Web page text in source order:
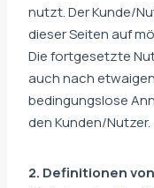
nutzt. Der Kunde/
dieser Seiten auf
Die fortgesetzte
auch nach
bedingungslose
den Kunden/Nutzer.
2. Definitionen